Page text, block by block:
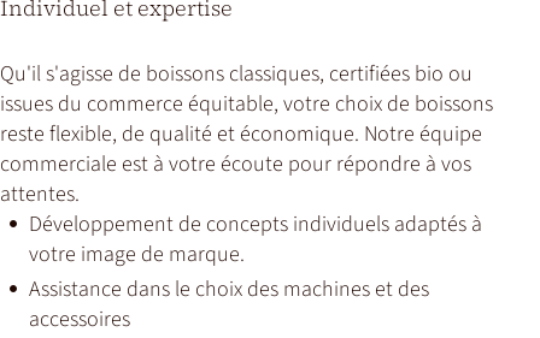
Individuel et expertise
Qu'il s'agisse de boissons classiques, certifiées bio ou
issues du commerce équitable, votre choix de boissons
reste flexible, de qualité et économique. Notre équipe
commerciale est à votre écoute pour répondre à vos
attentes.
Développement de concepts individuels adaptés à
votre image de marque.
Assistance dans le choix des machines et des
accessoires